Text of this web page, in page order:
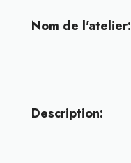
Nom de l'atelier:
Description: